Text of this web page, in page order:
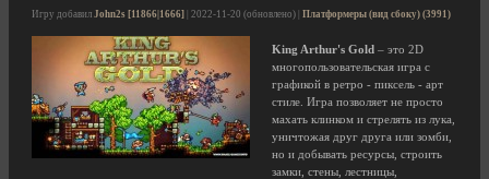
Игру добавил John2s [11866|1666] | 2022-11-20 (обновлено) | Платформеры (вид сбоку) (3991)
King Arthur's Gold – это 2D
многопользовательская игра с
графикой в ретро - пиксель - арт
стиле. Игра позволяет не просто
махать клинком и стрелять из лука,
уничтожая друг друга или зомби,
но и добывать ресурсы, строить
замки, стены, лестницы,